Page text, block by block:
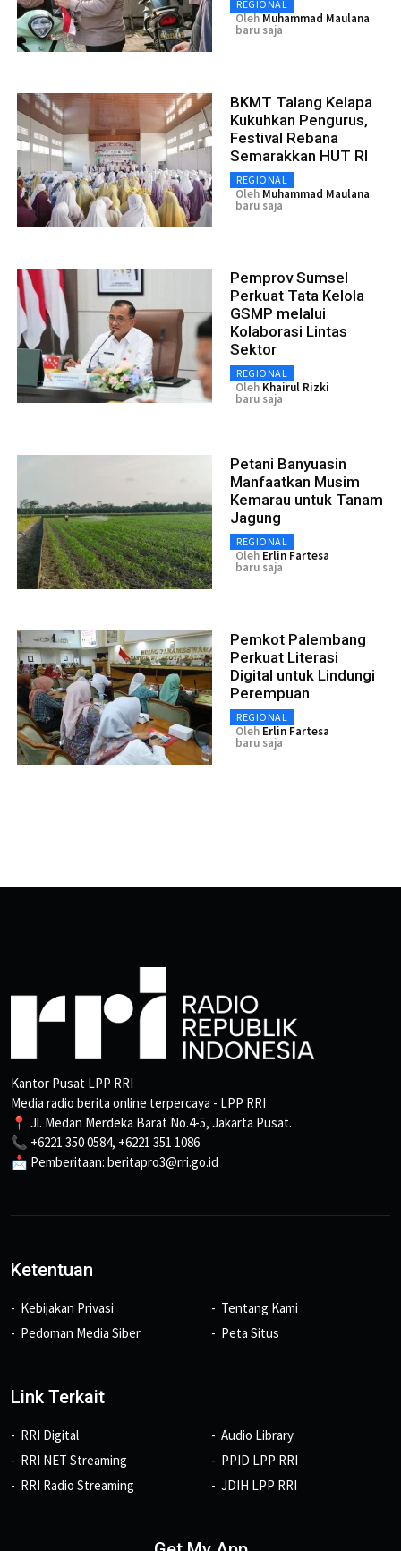
REGIONAL
Oleh Muhammad Maulana
baru saja
BKMT Talang Kelapa
Kukuhkan Pengurus,
Festival Rebana
Semarakkan HUT RI
REGIONAL
Oleh Muhammad Maulana
baru saja
Pemprov Sumsel
Perkuat Tata Kelola
GSMP melalui
Kolaborasi Lintas
Sektor
REGIONAL
Oleh Khairul Rizki
baru saja
Petani Banyuasin
Manfaatkan Musim
Kemarau untuk Tanam
Jagung
REGIONAL
Oleh Erlin Fartesa
baru saja
Pemkot Palembang
Perkuat Literasi
Digital untuk Lindungi
Perempuan
REGIONAL
Oleh Erlin Fartesa
baru saja
Kantor Pusat LPP RRI
Media radio berita online terpercaya - LPP RRI
📍 Jl. Medan Merdeka Barat No.4-5, Jakarta Pusat.
📞 +6221 350 0584, +6221 351 1086
📩 Pemberitaan: beritapro3@rri.go.id
Ketentuan
Kebijakan Privasi
Pedoman Media Siber
Tentang Kami
Peta Situs
Link Terkait
RRI Digital
RRI NET Streaming
RRI Radio Streaming
Audio Library
PPID LPP RRI
JDIH LPP RRI